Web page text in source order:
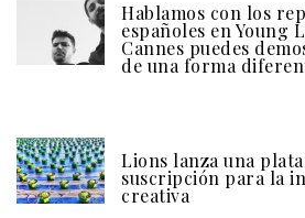
Hablamos con los
españoles en Young
Cannes puedes
de una forma
Lions lanza una
suscripción para la
creativa